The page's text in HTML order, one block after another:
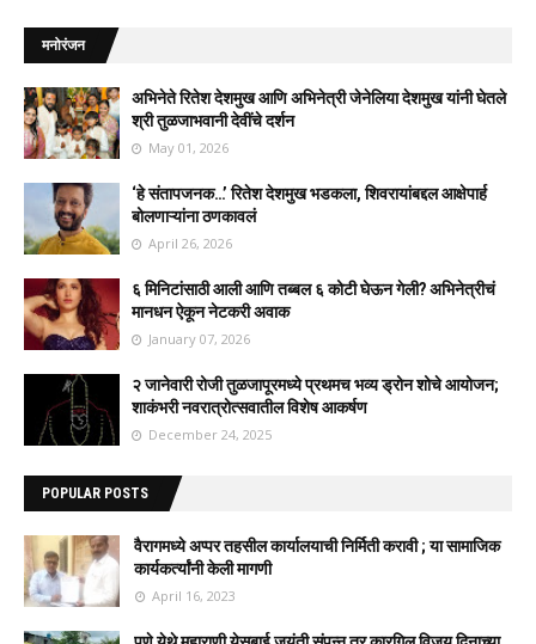
मनोरंजन
अभिनेते रितेश देशमुख आणि अभिनेत्री जेनेलिया देशमुख यांनी घेतले
श्री तुळजाभवानी देवींचे दर्शन
May 01, 2026
‘हे संतापजनक…’ रितेश देशमुख भडकला, शिवरायांबद्दल आक्षेपार्ह
बोलणाऱ्यांना ठणकावलं
April 26, 2026
६ मिनिटांसाठी आली आणि तब्बल ६ कोटी घेऊन गेली? अभिनेत्रीचं
मानधन ऐकून नेटकरी अवाक
January 07, 2026
२ जानेवारी रोजी तुळजापूरमध्ये प्रथमच भव्य ड्रोन शोचे आयोजन;
शाकंभरी नवरात्रोत्सवातील विशेष आकर्षण
December 24, 2025
POPULAR POSTS
वैरागमध्ये अप्पर तहसील कार्यालयाची निर्मिती करावी ; या सामाजिक
कार्यकर्त्यांनी केली मागणी
April 16, 2023